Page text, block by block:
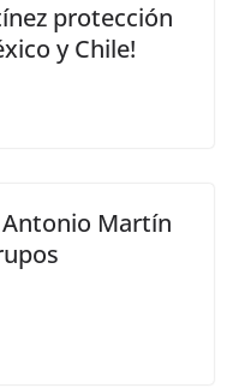
protección
y Chile!
Antonio Martín